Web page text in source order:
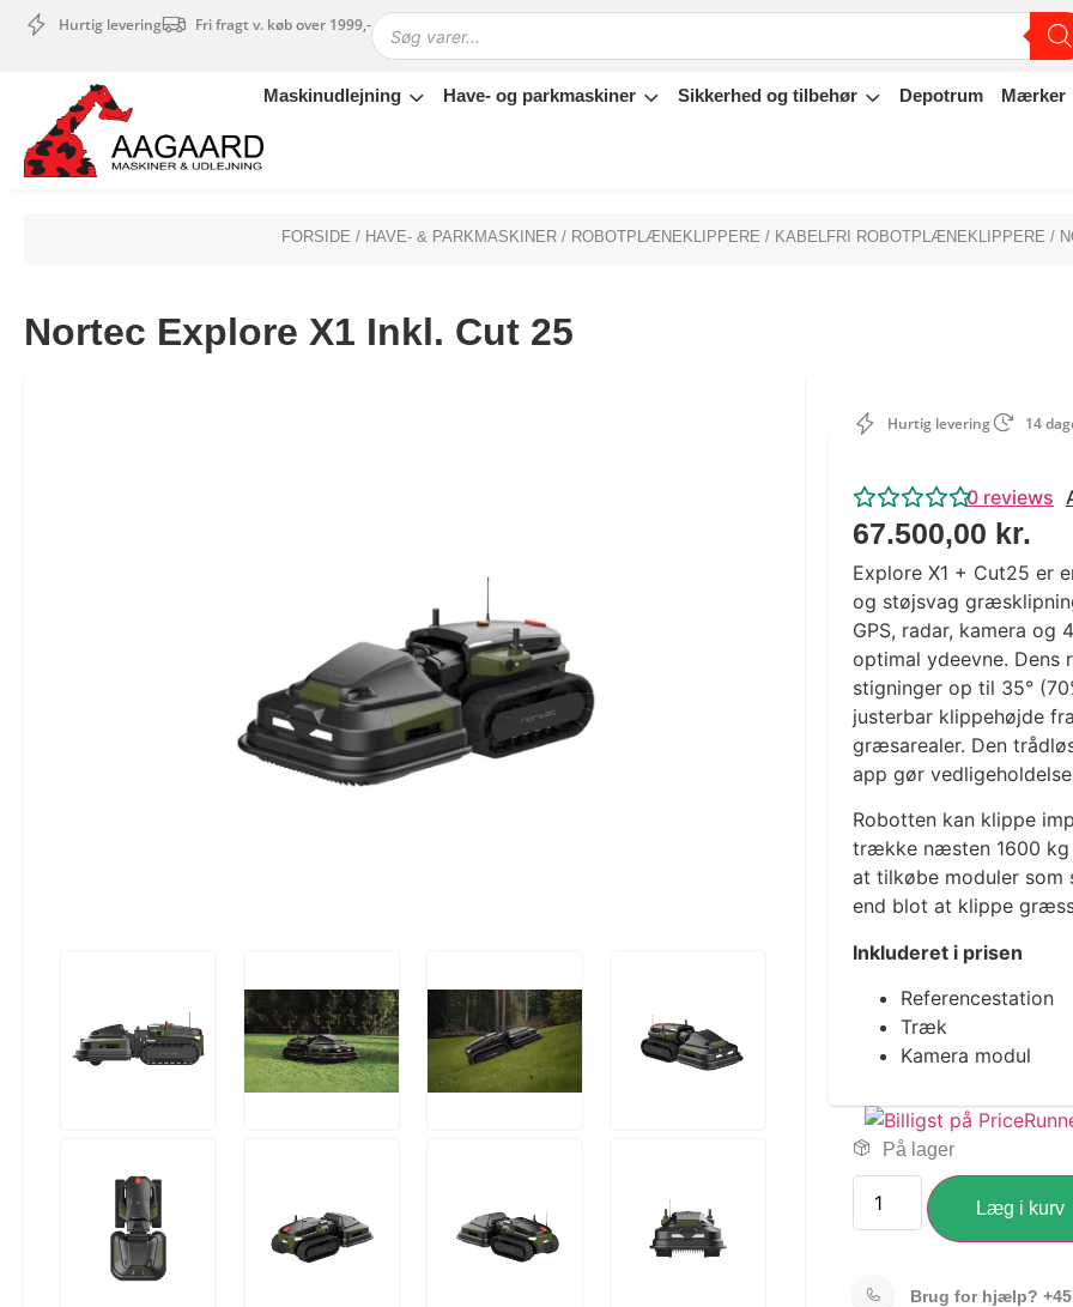
Hurtig levering Fri fragt v. køb over 1999,-
Maskinudlejning Have- og parkmaskiner Sikkerhed og tilbehør Depotrum Mærker
Maskinudlejning
Have- og parkmaskiner
Sikkerhed og tilbehør
Outlet
FORSIDE / HAVE- & PARKMASKINER/ ROBOTPLÆNEKLIPPERE / KABELFRI ROBOTPLÆNEKLIPPERE /
Nortec Explore X1 Inkl. Cut 25
Hurtig levering 14
0 reviews
67.500,00 kr.
Explore X1 + Cut25 er
og støjsvag
GPS, radar, kamera
optimal ydeevne.
stigninger op til 35°
justerbar klippehøjde
græsarealer. Den
app gør
Robotten kan klippe
trække næsten 1600 kg
at tilkøbe moduler som
end blot at klippe
Inkluderet i prisen
Referencestation
Træk
Kamera modul
På lager
Læg i kurv
Brug for hjælp?